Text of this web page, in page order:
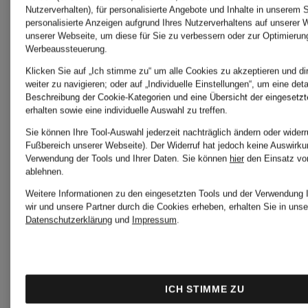
CHF 289 CHF
Nutzerverhalten), für personalisierte Angebote und Inhalte in unserem
personalisierte Anzeigen aufgrund Ihres Nutzerverhaltens auf unserer
unserer Webseite, um diese für Sie zu verbessern oder zur
Werbeaussteuerung.
Klicken Sie auf „Ich stimme zu“ um alle Cookies zu akzeptieren und
weiter zu navigieren; oder auf „Individuelle Einstellungen“, um eine
Beschreibung der Cookie-Kategorien und eine Übersicht der
erhalten sowie eine individuelle Auswahl zu treffen.
Sie können Ihre Tool-Auswahl jederzeit nachträglich ändern oder
Fußbereich unserer Webseite). Der Widerruf hat jedoch keine
Verwendung der Tools und Ihrer Daten. Sie können hierden Einsatz
ablehnen.
Weitere Informationen zu den eingesetzten Tools und der Verwendung
wir und unsere Partner durch die Cookies erheben, erhalten Sie in
Datenschutzerklärungund Impressum.
ICH STIMME ZU